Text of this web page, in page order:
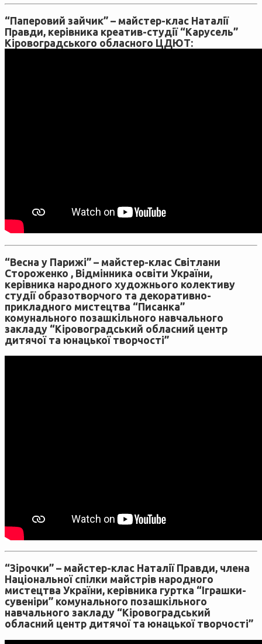
“Паперовий зайчик” – майстер-клас Наталії
Правди, керівника креатив-студії “Карусель”
Кіровоградського обласного ЦДЮТ:
“Весна у Парижі” – майстер-клас Світлани
Стороженко , Відмінника освіти України,
керівника народного художнього колективу
студії образотворчого та декоративно-
прикладного мистецтва “Писанка”
комунального позашкільного навчального
закладу “Кіровоградський обласний центр
дитячої та юнацької творчості”
“Зірочки” – майстер-клас Наталії Правди, члена
Національної спілки майстрів народного
мистецтва України, керівника гуртка “Іграшки-
сувеніри” комунального позашкільного
навчального закладу “Кіровоградський
обласний центр дитячої та юнацької творчості”